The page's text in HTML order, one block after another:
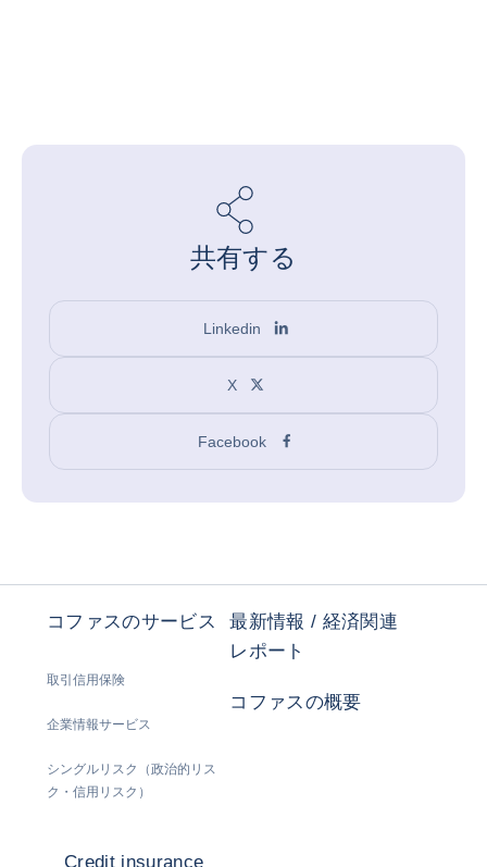
共有する
Linkedin
X
Facebook
コファスのサービス
取引信用保険
企業情報サービス
シングルリスク（政治的リス
ク・信用リスク）
最新情報 / 経済関連
レポート
コファスの概要
Credit insurance